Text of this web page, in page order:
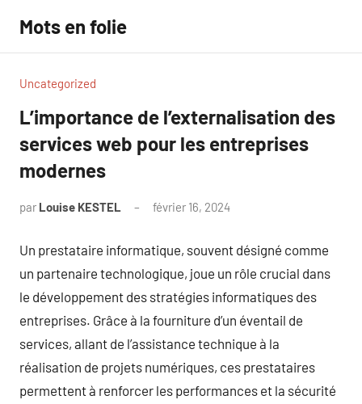
contenu
Mots en folie
Uncategorized
L’importance de l’externalisation des
services web pour les entreprises
modernes
par Louise KESTEL février 16, 2024
Un prestataire informatique, souvent désigné comme
un partenaire technologique, joue un rôle crucial dans
le développement des stratégies informatiques des
entreprises. Grâce à la fourniture d’un éventail de
services, allant de l’assistance technique à la
réalisation de projets numériques, ces prestataires
permettent à renforcer les performances et la sécurité